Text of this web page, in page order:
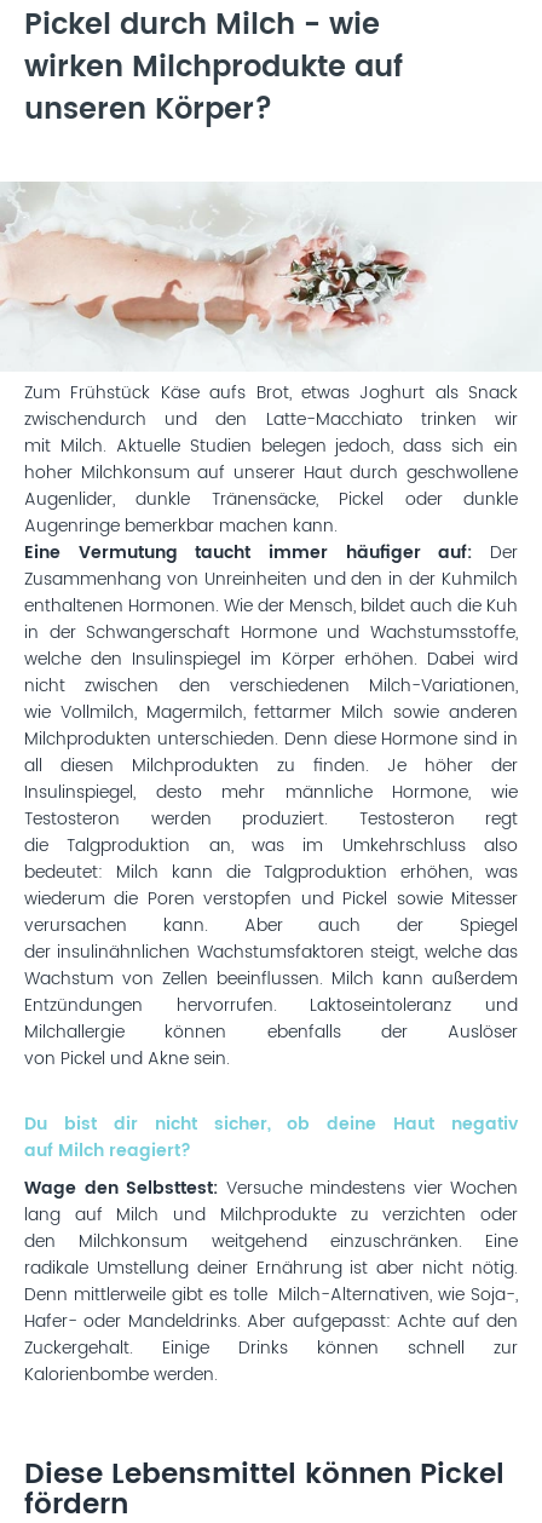
Pickel durch Milch - wie
wirken Milchprodukte auf
unseren Körper?
Zum Frühstück Käse aufs Brot, etwas Joghurt als Snack
zwischendurch und den Latte-Macchiato trinken wir
mit Milch. Aktuelle Studien belegen jedoch, dass sich ein
hoher Milchkonsum auf unserer Haut durch geschwollene
Augenlider, dunkle Tränensäcke, Pickel oder dunkle
Augenringe bemerkbar machen kann.
Eine Vermutung taucht immer häufiger auf: Der
Zusammenhang von Unreinheiten und den in der Kuhmilch
enthaltenen Hormonen. Wie der Mensch, bildet auch die Kuh
in der Schwangerschaft Hormone und Wachstumsstoffe,
welche den Insulinspiegel im Körper erhöhen. Dabei wird
nicht zwischen den verschiedenen Milch-Variationen,
wie Vollmilch, Magermilch, fettarmer Milch sowie anderen
Milchprodukten unterschieden. Denn diese Hormone sind in
all diesen Milchprodukten zu finden. Je höher der
Insulinspiegel, desto mehr männliche Hormone, wie
Testosteron werden produziert. Testosteron regt
die Talgproduktion an, was im Umkehrschluss also
bedeutet: Milch kann die Talgproduktion erhöhen, was
wiederum die Poren verstopfen und Pickel sowie Mitesser
verursachen kann. Aber auch der Spiegel
der insulinähnlichen Wachstumsfaktoren steigt, welche das
Wachstum von Zellen beeinflussen. Milch kann außerdem
Entzündungen hervorrufen. Laktoseintoleranz und
Milchallergie können ebenfalls der Auslöser
von Pickel und Akne sein.
Du bist dir nicht sicher, ob deine Haut negativ
auf Milch reagiert?
Wage den Selbsttest: Versuche mindestens vier Wochen
lang auf Milch und Milchprodukte zu verzichten oder
den Milchkonsum weitgehend einzuschränken. Eine
radikale Umstellung deiner Ernährung ist aber nicht nötig.
Denn mittlerweile gibt es tolle Milch-Alternativen, wie Soja-,
Hafer- oder Mandeldrinks. Aber aufgepasst: Achte auf den
Zuckergehalt. Einige Drinks können schnell zur
Kalorienbombe werden.
Diese Lebensmittel können Pickel
fördern